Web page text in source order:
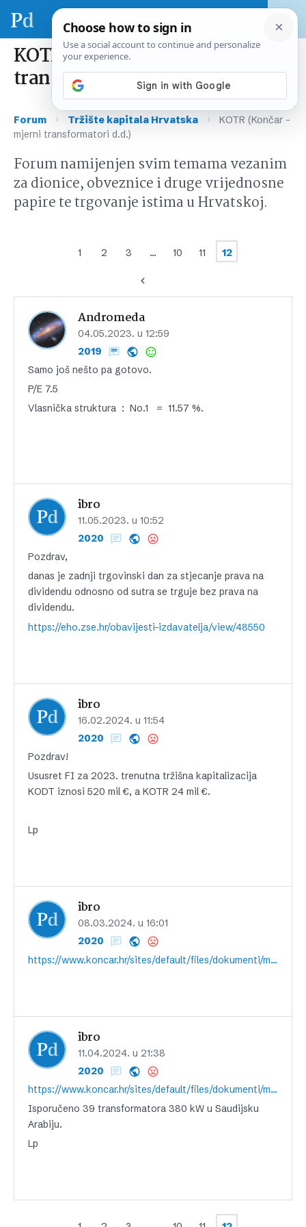
KOTR (Končar – mjerni
transformatori d.d.)
Forum › Tržište kapitala Hrvatska ›
KOTR (Končar –
mjerni transformatori d.d.)
Forum namijenjen svim temama vezanim
za dionice, obveznice i druge vrijednosne
papire te trgovanje istima u Hrvatskoj.
1 2 3 … 10 11 12
Andromeda
04.05.2023. u 12:59
2019
Samo još nešto pa gotovo.
P/E 7.5
Vlasnička struktura : No.1 = 11.57 %.
ibro
11.05.2023. u 10:52
2020
Pozdrav,
danas je zadnji trgovinski dan za stjecanje prava na
dividendu odnosno od sutra se trguje bez prava na
dividendu.
https://eho.zse.hr/obavijesti-izdavatelja/view/48550
ibro
16.02.2024. u 11:54
2020
Pozdrav!
Ususret FI za 2023. trenutna tržišna kapitalizacija
KODT iznosi 520 mil €, a KOTR 24 mil €.
Lp
ibro
08.03.2024. u 16:01
2020
https://www.koncar.hr/sites/default/files/dokumenti/mediji/2024-03/Koncarevac_1494.pdf
ibro
11.04.2024. u 21:38
2020
https://www.koncar.hr/sites/default/files/dokumenti/mediji/2024-04/Koncarevac-ozujak-2024.pdf
Isporučeno 39 transformatora 380 kW u Saudijsku
Arabiju.
Lp